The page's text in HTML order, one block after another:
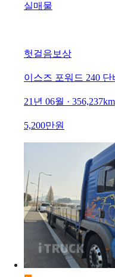
실매물
헛걸음보상
이스즈 포워드 240
21년 06월 · 356,237km
5,200만원